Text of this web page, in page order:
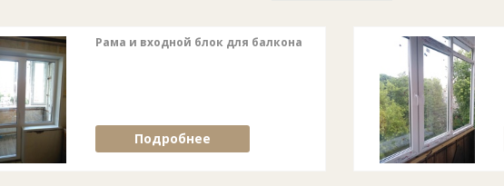
Рама и входной блок для балкона
Подробнее